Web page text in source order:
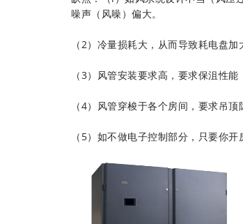
噪声（风噪）偏大。
（2）冷量损耗大，从而导致耗电盘加
（3）风管安装要求高，要求保沮性
（4）风管穿梭于各个房间，要求吊
（5）如不做电子控制部分，只要你